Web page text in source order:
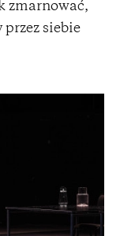
zmarnować,
siebie